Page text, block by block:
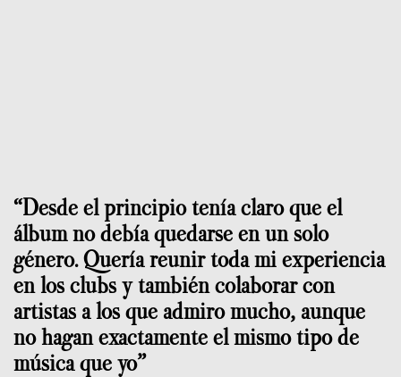
“Desde el principio tenía claro que el
álbum no debía quedarse en un solo
género. Quería reunir toda mi experiencia
en los clubs y también colaborar con
artistas a los que admiro mucho, aunque
no hagan exactamente el mismo tipo de
música que yo”